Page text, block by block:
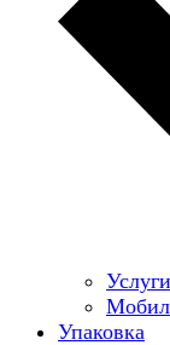
Упаковка